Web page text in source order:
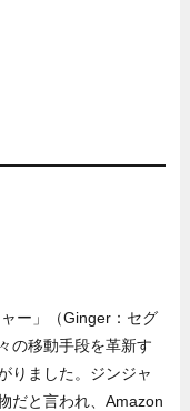
ー」（Ginger：セグ
の移動手段を革新す
りました。ジンジャ
だと言われ、Amazon